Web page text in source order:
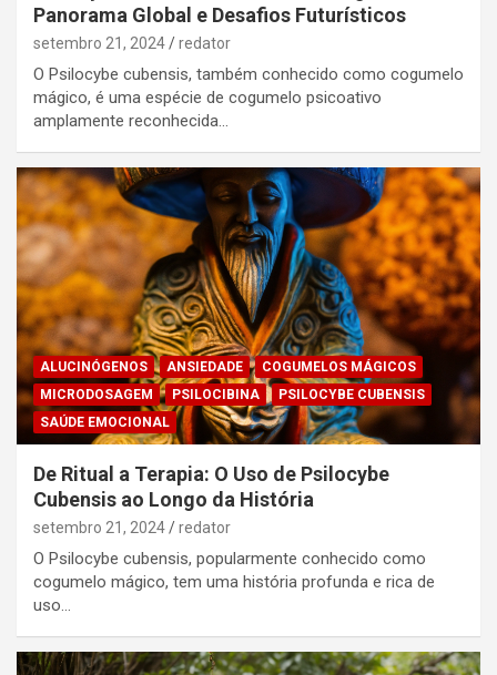
Panorama Global e Desafios Futurísticos
setembro 21, 2024 redator
O Psilocybe cubensis, também conhecido como cogumelo
mágico, é uma espécie de cogumelo psicoativo
amplamente reconhecida…
ALUCINÓGENOS ANSIEDADE
COGUMELOS MÁGICOS
MICRODOSAGEM
PSILOCIBINA
PSILOCYBE CUBENSIS
SAÚDE EMOCIONAL
De Ritual a Terapia: O Uso de Psilocybe
Cubensis ao Longo da História
setembro 21, 2024 redator
O Psilocybe cubensis, popularmente conhecido como
cogumelo mágico, tem uma história profunda e rica de
uso…